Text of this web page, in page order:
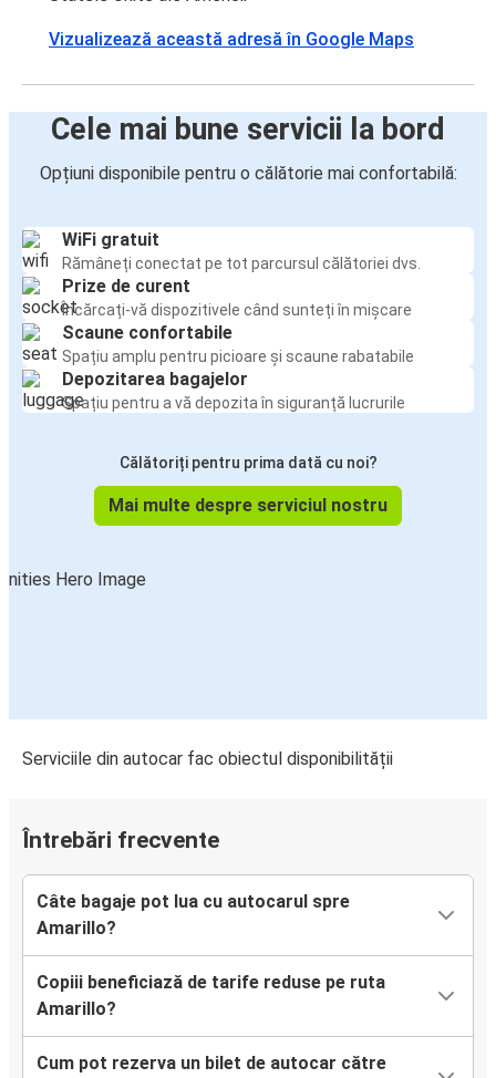
Vizualizează această adresă în Google Maps
Cele mai bune servicii la bord
Opțiuni disponibile pentru o călătorie mai confortabilă:
WiFi gratuit
Rămâneți conectat pe tot parcursul călătoriei dvs.
Prize de curent
Încărcați-vă dispozitivele când sunteți în mișcare
Scaune confortabile
Spațiu amplu pentru picioare și scaune rabatabile
Depozitarea bagajelor
Spațiu pentru a vă depozita în siguranță lucrurile
Călătoriți pentru prima dată cu noi?
Mai multe despre serviciul nostru
Serviciile din autocar fac obiectul disponibilității
Întrebări frecvente
Câte bagaje pot lua cu autocarul spre
Amarillo?
Copiii beneficiază de tarife reduse pe ruta
Amarillo?
Cum pot rezerva un bilet de autocar către